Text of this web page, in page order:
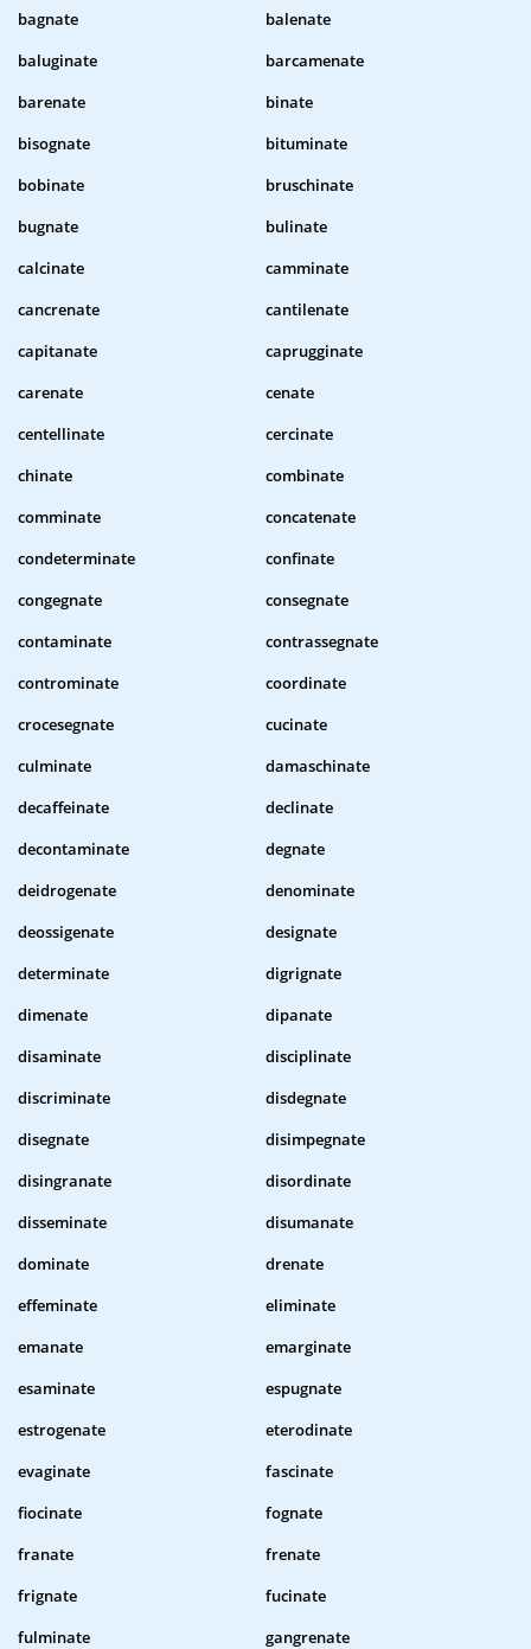
bagnate
balenate
baluginate
barcamenate
barenate
binate
bisognate
bituminate
bobinate
bruschinate
bugnate
bulinate
calcinate
camminate
cancrenate
cantilenate
capitanate
caprugginate
carenate
cenate
centellinate
cercinate
chinate
combinate
comminate
concatenate
condeterminate
confinate
congegnate
consegnate
contaminate
contrassegnate
controminate
coordinate
crocesegnate
cucinate
culminate
damaschinate
decaffeinate
declinate
decontaminate
degnate
deidrogenate
denominate
deossigenate
designate
determinate
digrignate
dimenate
dipanate
disaminate
disciplinate
discriminate
disdegnate
disegnate
disimpegnate
disingranate
disordinate
disseminate
disumanate
dominate
drenate
effeminate
eliminate
emanate
emarginate
esaminate
espugnate
estrogenate
eterodinate
evaginate
fascinate
fiocinate
fognate
franate
frenate
frignate
fucinate
fulminate
gangrenate